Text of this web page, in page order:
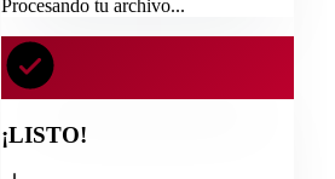
Procesando tu archivo...
¡LISTO!